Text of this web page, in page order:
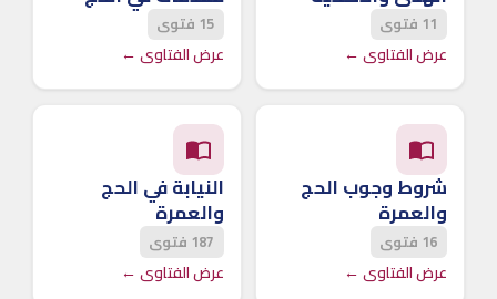
11 فتوى
عرض الفتاوى ←
15 فتوى
عرض الفتاوى ←
شروط وجوب الحج
والعمرة
16 فتوى
عرض الفتاوى ←
النيابة في الحج
والعمرة
187 فتوى
عرض الفتاوى ←